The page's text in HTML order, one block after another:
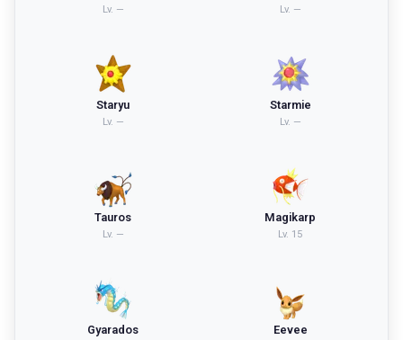
Lv. — Lv. —
Staryu
Lv. —
Starmie
Lv. —
Tauros
Lv. —
Magikarp
Lv. 15
Gyarados Eevee